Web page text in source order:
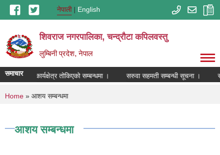
Skip to main contentनेपाली English
शिवराज नगरपालिका, चन्द्राैटा कपिलवस्तु
लुम्बिनी प्रदेश, नेपाल
समाचार कार्यक्षेत्र तोकिएको सम्बन्धमा । सरुवा सहमती सम्बन्धी सूचना ।
You are here
Home » आशय सम्बन्धमा
आशय सम्बन्धमा